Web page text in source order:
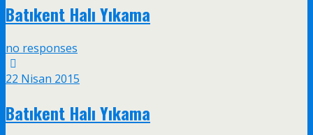
Batıkent Halı Yıkama
no responses
22 Nisan 2015
Batıkent Halı Yıkama